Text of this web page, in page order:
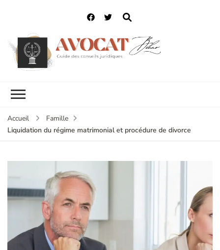
Accueil
Famille
Liquidation du régime matrimonial et procédure de divorce